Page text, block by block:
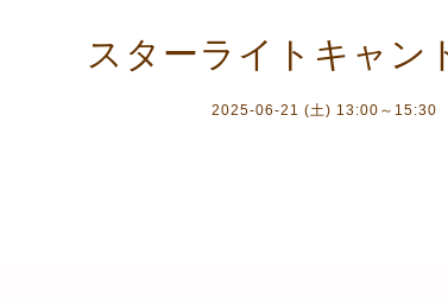
スターライトキャン
2025-06-21 (土) 13:00～15:30